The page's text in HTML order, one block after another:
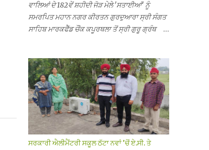
ਵਾਲਿਆਂ ਦੇ 182ਵੇਂ ਸ਼ਹੀਦੀ ਜੋੜ ਮੇਲੇ 'ਸਤਾਈਆਂ' ਨੂੰ
ਸਮਰਪਿਤ ਮਹਾਨ ਨਗਰ ਕੀਰਤਨ ਗੁਰਦੁਆਰਾ ਸ੍ਰੀ ਸੰਗਤ
ਸਾਹਿਬ ਮਾਰਕਫੈੱਡ ਚੌਂਕ ਕਪੂਰਥਲਾ ਤੋਂ ਸ੍ਰੀ ਗੁਰੂ ਗ੍ਰੰਥ
ਭਗਤਪੁਰ, ਭਗਵਾਨਪੁਰ, ਝੁੱਗੀਆਂ ਗੁਲਾਮ, ਮਜਾਦਪੁਰ,
ਕੁੱਲੀਆਂ, ਰੱਤਾ ਨੌ ਅਬਾਦ, ਕੋਲੀਆਂਵਾਲ, ਅੱਡਾ ਸਾਬੂਵਾਲ,
ਦਰੀਏਵਾਲ, ਟੋਡਰਵਾਲ, ਨਵਾਂ ਠੱਟਾ, ਪੁਰਾਣਾ ਠੱਟਾ ਤੋਂ ਹੁੰਦਾ
ਹੋਇਆ ਗੁਰਦੁਆਰਾ ਸ੍ਰੀ ਦਮਦਮਾ ਸਾਹਿਬ ਠੱਟਾ ਵਿਖੇ
ਪਹੁੰਚਿਆ। ਨਗਰ ਕੀਰਤਨ ਦੇ ਗੁਰਦੁਆਰਾ ਸ੍ਰੀ ਦਮਦਮਾ
ਸਾਹਿਬ ਠੱਟਾ ਵਿਖੇ ਪਹੁੰਚਣ ’ਤੇ ਮੁੱਖ ਸੇਵਾਦਾਰ ਸੰਤ ਬਾਬਾ
ਹਰਜੀਤ ਸਿੰਘ ਤੇ ਇਲਾਕੇ ਦੀਆਂ ਸੰਗਤਾਂ ਵੱਲੋਂ ਜੈਕਾਰਿਆਂ ਦੀ
ਸਰਕਾਰੀ ਐਲੀਮੈਂਟਰੀ ਸਕੂਲ ਠੱਟਾ ਨਵਾਂ ’ਚੋਂ ਏ.ਸੀ. ਤੇ